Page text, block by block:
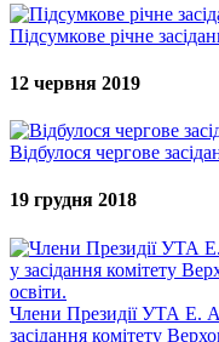
Підсумкове річне
12 червня 2019
Відбулося чергове
19 грудня 2018
Члени Президії УТА Е.
засідання комітету